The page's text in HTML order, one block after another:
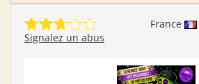
France
Signalez un abus